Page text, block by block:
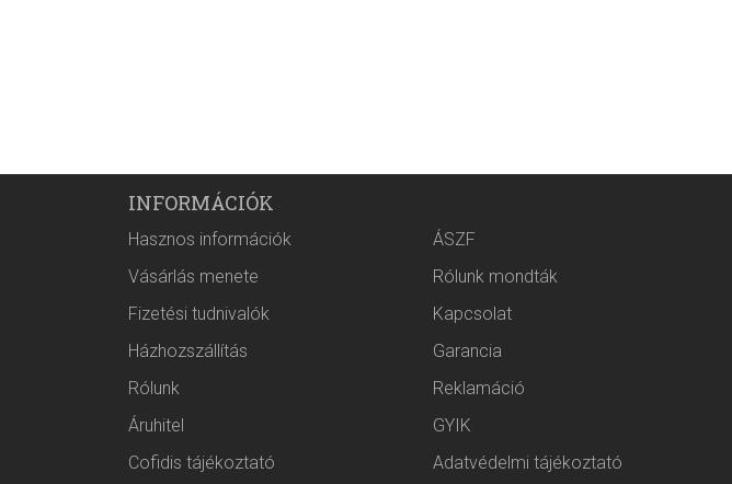
INFORMÁCIÓK
Hasznos információk
ÁSZF
Vásárlás menete
Rólunk mondták
Fizetési tudnivalók
Kapcsolat
Házhozszállítás
Garancia
Rólunk
Reklamáció
Áruhitel
GYIK
Cofidis tájékoztató
Adatvédelmi tájékoztató